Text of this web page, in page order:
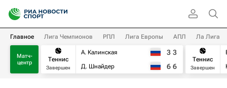
Главное Лига Чемпионов РПЛ Лига Европы АПЛ Ла Лига
Матч-
центр
Теннис
Завершен
А. Калинская
Д. Шнайдер
3 3
6 6
Теннис
Завершен